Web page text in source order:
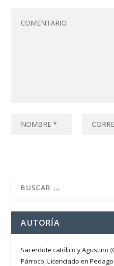
AUTORÍA
Sacerdote católico y Agustino
Párroco, Licenciado en